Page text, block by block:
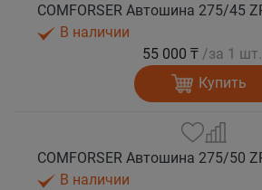
В наличии
55 000 ₸ /за 1 шт.
Купить
В наличии